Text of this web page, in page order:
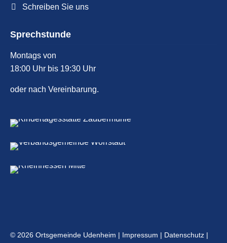
Schreiben Sie uns
Sprechstunde
Montags von
18:00 Uhr bis 19:30 Uhr
oder nach Vereinbarung.
© 2026 Ortsgemeinde Udenheim | Impressum | Datenschutz |